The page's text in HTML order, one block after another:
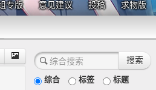
专版 意见建议 投稿 求物版
综合 标签 标题